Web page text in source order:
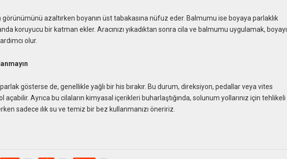
görünümünü azaltırken boyanın üst tabakasına nüfuz eder. Balmumu ise boyaya parlaklık
koruyucu bir katman ekler. Aracınızı yıkadıktan sonra cila ve balmumu uygulamak, boyayı
olur.
gösterse de, genellikle yağlı bir his bırakır. Bu durum, direksiyon, pedallar veya vites
açabilir. Ayrıca bu cilaların kimyasal içerikleri buharlaştığında, solunum yollarınız için tehlikeli
sadece ılık su ve temiz bir bez kullanmanızı öneririz.